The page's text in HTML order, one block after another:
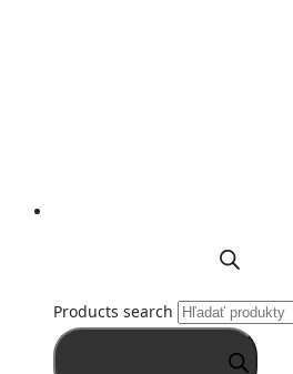
Products search